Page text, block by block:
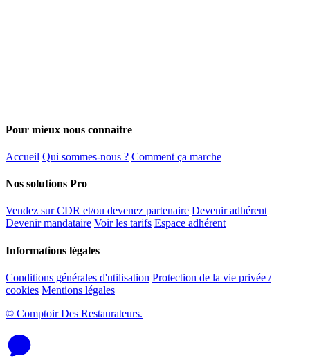
Pour mieux nous connaitre
Accueil Qui sommes-nous ? Comment ça marche
Nos solutions Pro
Vendez sur CDR et/ou devenez partenaire Devenir adhérent
Devenir mandataire Voir les tarifs Espace adhérent
Informations légales
Conditions générales d'utilisation Protection de la vie privée /
cookies Mentions légales
© Comptoir Des Restaurateurs.